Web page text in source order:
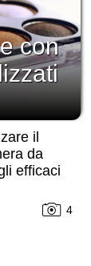
con
il
da
efficaci
4